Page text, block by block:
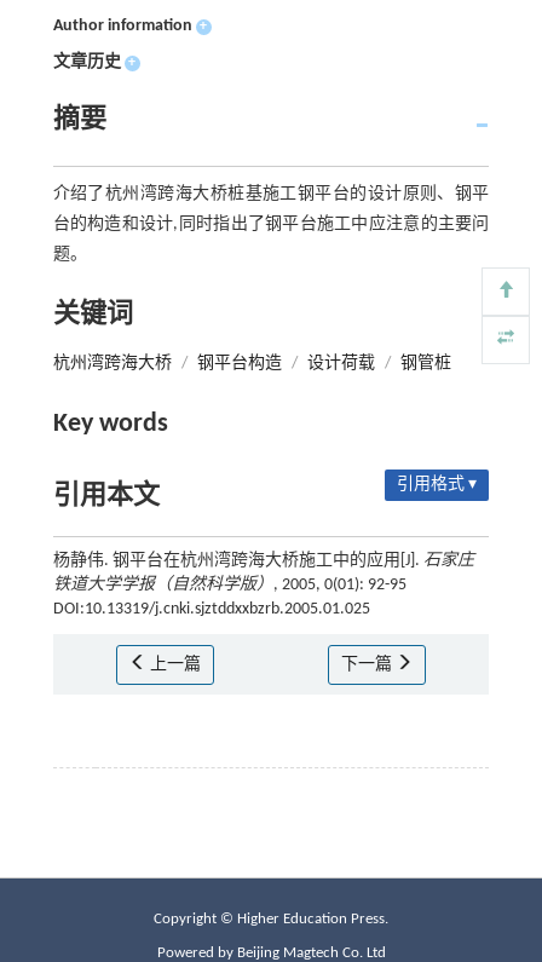
Author information +
文章历史 +
摘要
介绍了杭州湾跨海大桥桩基施工钢平台的设计原则、钢平
台的构造和设计,同时指出了钢平台施工中应注意的主要问
题。
关键词
杭州湾跨海大桥 / 钢平台构造 / 设计荷载 / 钢管桩
Key words
引用本文 引用格式 ▾
杨静伟. 钢平台在杭州湾跨海大桥施工中的应用[J]. 石家庄
铁道大学学报（自然科学版） , 2005, 0(01): 92-95
DOI:10.13319/j.cnki.sjztddxxbzrb.2005.01.025
上一篇 下一篇
Copyright © Higher Education Press.
Powered by Beijing Magtech Co. Ltd